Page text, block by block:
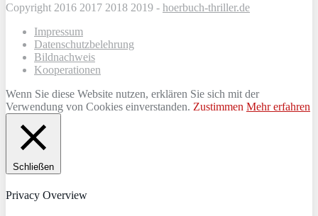
Copyright 2016 2017 2018 2019 - hoerbuch-thriller.de
Impressum
Datenschutzbelehrung
Bildnachweis
Kooperationen
Wenn Sie diese Website nutzen, erklären Sie sich mit der
Verwendung von Cookies einverstanden. Zustimmen Mehr erfahren
Schließen
Privacy Overview